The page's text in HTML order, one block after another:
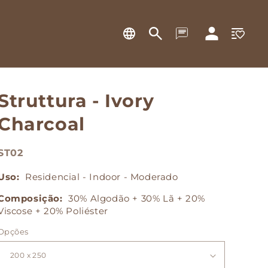
Fazer
login
de
- Ivory
Residencial - Indoor - Moderado
30% Algodão + 30% Lã + 20%
+ 20% Poliéster